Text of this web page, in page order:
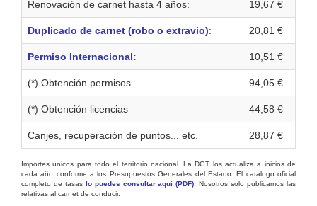
Renovación de carnet hasta 4 años: 19,67 €
Duplicado de carnet (robo o extravio): 20,81 €
Permiso Internacional: 10,51 €
(*) Obtención permisos 94,05 €
(*) Obtención licencias 44,58 €
Canjes, recuperación de puntos... etc. 28,87 €
Importes únicos para todo el territorio nacional. La DGT los actualiza a inicios de
cada año conforme a los Presupuestos Generales del Estado. El catálogo oficial
completo de tasas lo puedes consultar aquí (PDF) . Nosotros solo publicamos las
relativas al carnet de conducir.